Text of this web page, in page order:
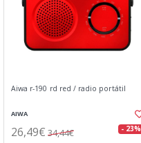
Aiwa r-190 rd red / radio portátil
AIWA
26,49€ 34,44€ - 23%